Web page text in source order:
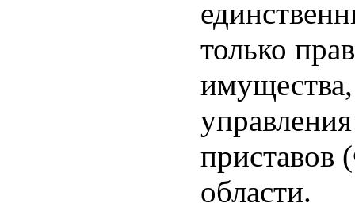
только
области.